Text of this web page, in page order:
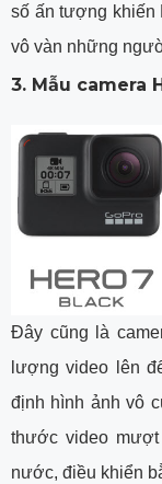
số ấn tượng khiến
vô vàn những
3. Mẫu camera
Đây cũng là
lượng video lên
định hình ảnh vô
thước video
nước, điều khiển